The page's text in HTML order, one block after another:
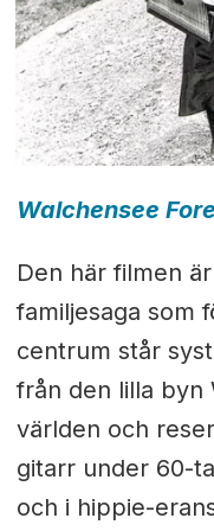
Walchensee
Den här filmen
familjesaga som
centrum står
från den lilla byn
världen och
gitarr under 60-
och i hippie-